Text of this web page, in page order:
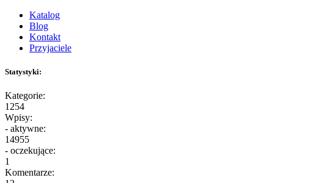
Katalog
Blog
Kontakt
Przyjaciele
Statystyki:
Kategorie:
1254
Wpisy:
- aktywne:
14955
- oczekujące:
1
Komentarze: